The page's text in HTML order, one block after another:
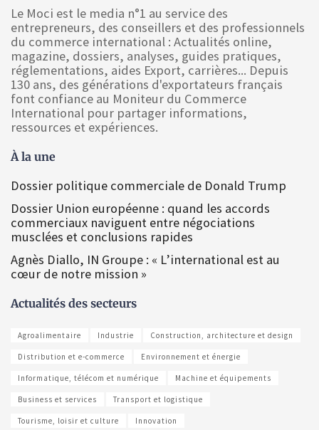
Le Moci est le media n°1 au service des
entrepreneurs, des conseillers et des professionnels
du commerce international : Actualités online,
magazine, dossiers, analyses, guides pratiques,
réglementations, aides Export, carrières... Depuis
130 ans, des générations d'exportateurs français
font confiance au Moniteur du Commerce
International pour partager informations,
ressources et expériences.
À la une
Dossier politique commerciale de Donald Trump
Dossier Union européenne : quand les accords
commerciaux naviguent entre négociations
musclées et conclusions rapides
Agnès Diallo, IN Groupe : « L’international est au
cœur de notre mission »
Actualités des secteurs
Agroalimentaire Industrie Construction, architecture et design
Distribution et e-commerce Environnement et énergie
Informatique, télécom et numérique Machine et équipements
Business et services Transport et logistique
Tourisme, loisir et culture Innovation